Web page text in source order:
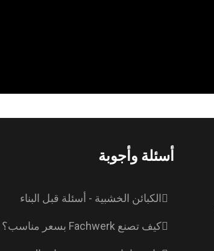
أسئلة وأجوبة
الكبائن الخشبية - أسئلة قبل البناء
كيف تصنع Fachwerk بسعر مناسب؟